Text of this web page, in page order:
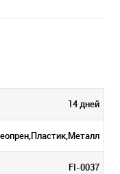
14 дней
FI-0037